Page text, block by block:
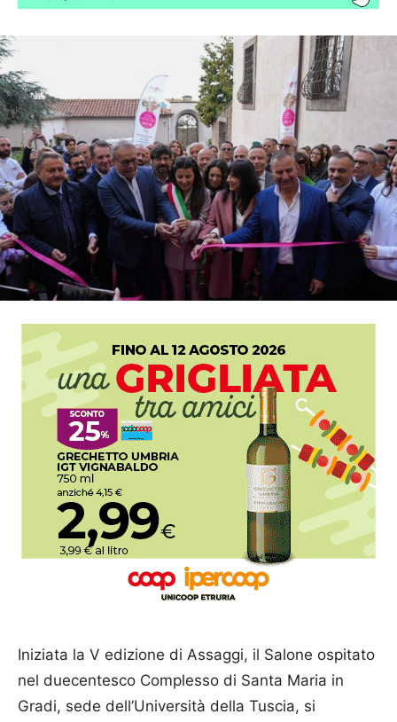
Iniziata la V edizione di Assaggi, il Salone ospitato
nel duecentesco Complesso di Santa Maria in
Gradi, sede dell’Università della Tuscia, si